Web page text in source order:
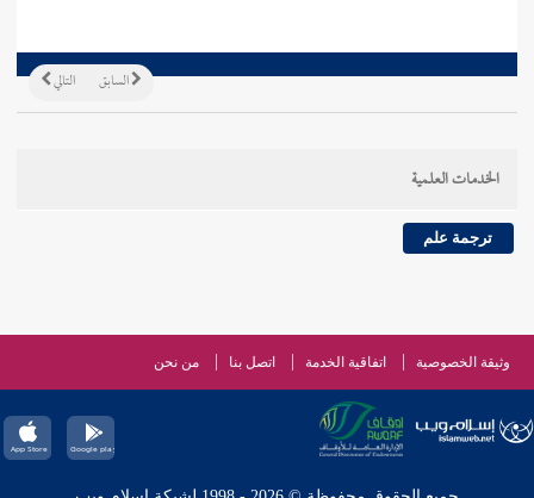
التالي السابق
الخدمات العلمية
ترجمة علم
وثيقة الخصوصية اتفاقية الخدمة اتصل بنا من نحن